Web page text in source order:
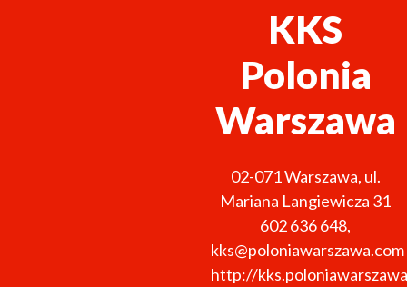
KKS
Polonia
Warszawa
02-071Warszawa, ul.
Mariana Langiewicza 31
602 636 648,
kks@poloniawarszawa.com
http://